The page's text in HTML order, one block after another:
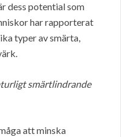
dess potential som
har rapporterat
typer av smärta,
smärtlindrande
att minska